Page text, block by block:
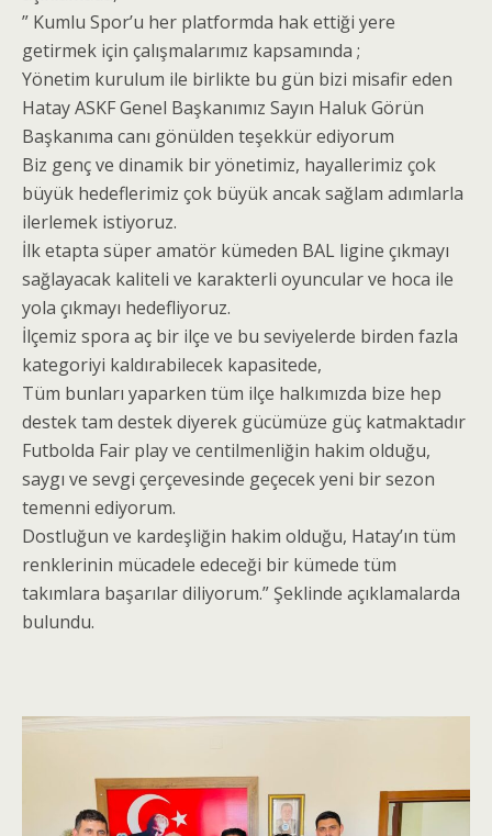
” Kumlu Spor’u her platformda hak ettiği yere
getirmek için çalışmalarımız kapsamında ;
Yönetim kurulum ile birlikte bu gün bizi misafir eden
Hatay ASKF Genel Başkanımız Sayın Haluk Görün
Başkanıma canı gönülden teşekkür ediyorum
Biz genç ve dinamik bir yönetimiz, hayallerimiz çok
büyük hedeflerimiz çok büyük ancak sağlam adımlarla
ilerlemek istiyoruz.
İlk etapta süper amatör kümeden BAL ligine çıkmayı
sağlayacak kaliteli ve karakterli oyuncular ve hoca ile
yola çıkmayı hedefliyoruz.
İlçemiz spora aç bir ilçe ve bu seviyelerde birden fazla
kategoriyi kaldırabilecek kapasitede,
Tüm bunları yaparken tüm ilçe halkımızda bize hep
destek tam destek diyerek gücümüze güç katmaktadır
Futbolda Fair play ve centilmenliğin hakim olduğu,
saygı ve sevgi çerçevesinde geçecek yeni bir sezon
temenni ediyorum.
Dostluğun ve kardeşliğin hakim olduğu, Hatay’ın tüm
renklerinin mücadele edeceği bir kümede tüm
takımlara başarılar diliyorum.” Şeklinde açıklamalarda
bulundu.